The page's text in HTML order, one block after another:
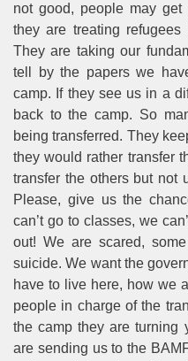
not good, people may
they are treating
They are taking our
tell by the papers we
camp. If they see us in a
back to the camp. So
being transferred. They
they would rather transfer
transfer the others but not
Please, give us the
can’t go to classes, we
out! We are scared,
suicide. We want the
have to live here, how we
people in charge of the
the camp they are turning
are sending us to the